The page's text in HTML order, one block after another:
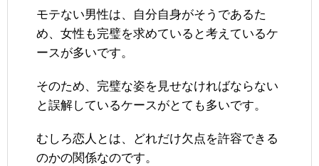
モテない男性は、自分自身がそうであるた
め、女性も完璧を求めていると考えているケ
ースが多いです。
そのため、完璧な姿を見せなければならない
と誤解しているケースがとても多いです。
むしろ恋人とは、どれだけ欠点を許容できる
のかの関係なのです。